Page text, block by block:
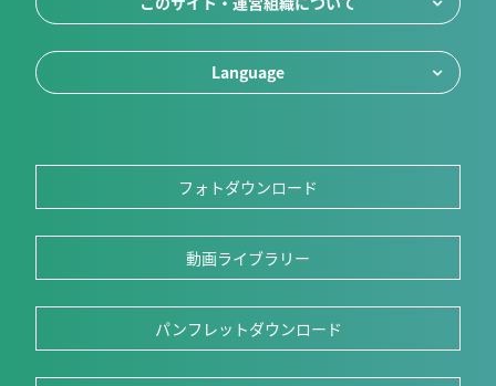
Language
フォトダウンロード
動画ライブラリー
パンフレットダウンロード